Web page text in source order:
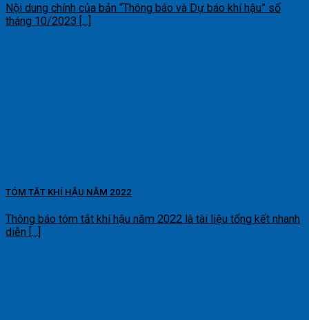
Nội dung chính của bản “Thông báo và Dự báo khí hậu” số
tháng 10/2023 [...]
TÓM TẮT KHÍ HẬU NĂM 2022
Thông báo tóm tắt khí hậu năm 2022 là tài liệu tổng kết nhanh
diễn [...]